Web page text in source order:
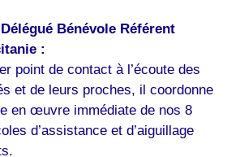
Bénévole Référent
:
point de contact à l’écoute des
et de leurs proches, il coordonne
en œuvre immédiate de nos 8
d’assistance et d’aiguillage